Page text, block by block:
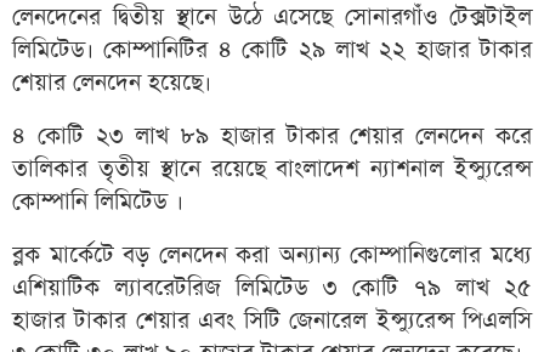
লেনদেনের দ্বিতীয় স্থানে উঠে এসেছে সোনারগাঁও টেক্সটাইল
লিমিটেড। কোম্পানিটির ৪ কোটি ২৯ লাখ ২২ হাজার টাকার
শেয়ার লেনদেন হয়েছে।
৪ কোটি ২৩ লাখ ৮৯ হাজার টাকার শেয়ার লেনদেন করে
তালিকার তৃতীয় স্থানে রয়েছে বাংলাদেশ ন্যাশনাল ইন্স্যুরেন্স
কোম্পানি লিমিটেড ।
ব্লক মার্কেটে বড় লেনদেন করা অন্যান্য কোম্পানিগুলোর মধ্যে
এশিয়াটিক ল্যাবরেটরিজ লিমিটেড ৩ কোটি ৭৯ লাখ ২৫
হাজার টাকার শেয়ার এবং সিটি জেনারেল ইন্স্যুরেন্স পিএলসি